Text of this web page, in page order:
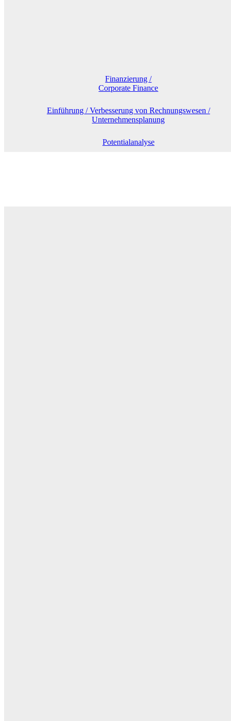
Finanzierung /
Corporate Finance
Einführung / Verbesserung von Rechnungswesen /
Unternehmensplanung
Potentialanalyse